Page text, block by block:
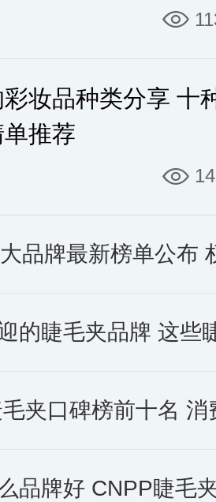
妆品种类分享 十
推荐
品牌最新榜单公布
的睫毛夹品牌 这些
夹口碑榜前十名 消费
品牌好 CNPP睫毛夹十